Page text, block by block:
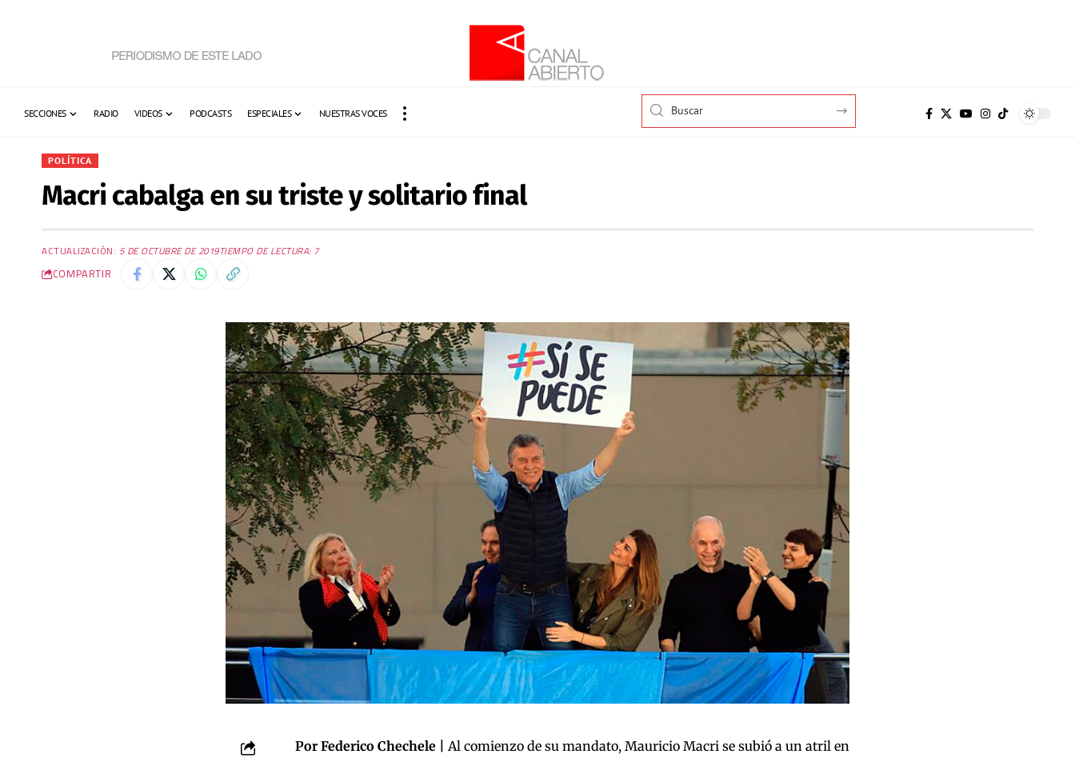
SECCIONES RADIO VIDEOS PODCASTS ESPECIALES NUESTRAS VOCES
POLÍTICA
Macri cabalga en su triste y solitario final
ACTUALIZACIÓN: 5 DE OCTUBRE DE 2019TIEMPO DE LECTURA: 7
COMPARTIR
Por Federico Chechele |
Al comienzo de su mandato, Mauricio Macri se subió a un atril en